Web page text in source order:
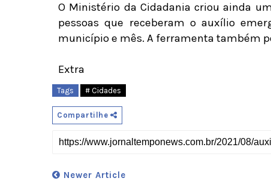
O Ministério da Cidadania criou ainda
pessoas que receberam o auxílio
município e mês. A ferramenta também
Extra
Tags # Cidades
Compartilhe
Newer Article